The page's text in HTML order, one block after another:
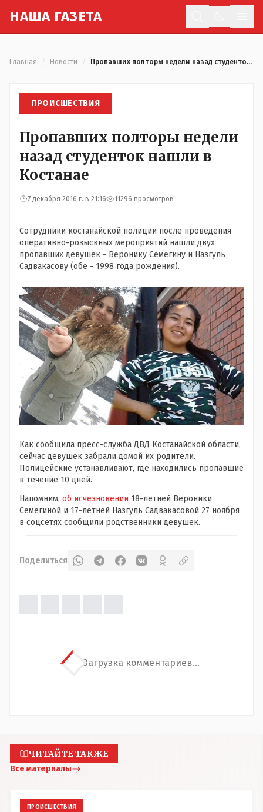
НАША ГАЗЕТА
Главная Новости Пропавших полторы недели назад студенток нашли в Костанае
ПРОИСШЕСТВИЯ
Пропавших полторы недели
назад студенток нашли в
Костанае
7 декабря 2016 г. в 21:16 11296 просмотров
Сотрудники костанайской полиции после проведения
оперативно-розыскных мероприятий нашли двух
пропавших девушек - Веронику Семегину и Назгуль
Садвакасову (обе - 1998 года рождения).
Как сообщила пресс-служба ДВД Костанайской области,
сейчас девушек забрали домой их родители.
Полицейские устанавливают, где находились пропавшие
в течение 10 дней.
Напомним, об исчезновении 18-летней Вероники
Семегиной и 17-летней Назгуль Садвакасовой 27 ноября
в соцсетях сообщили родственники девушек.
Поделиться
Загрузка комментариев...
ЧИТАЙТЕ ТАКЖЕ
Все материалы
ПРОИСШЕСТВИЯ